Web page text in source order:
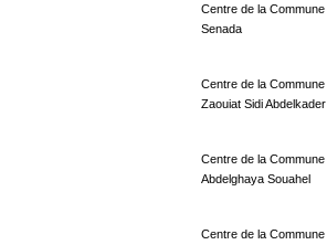
Centre de la Commune
Senada
Centre de la Commune
Zaouiat Sidi Abdelkader
Centre de la Commune
Abdelghaya Souahel
Centre de la Commune